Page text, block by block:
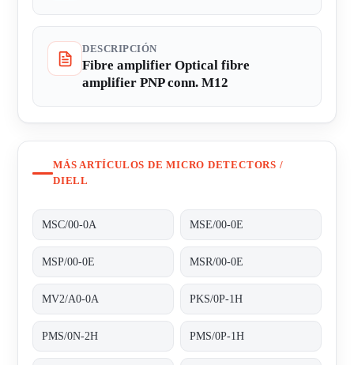
DESCRIPCIÓN
Fibre amplifier Optical fibre
amplifier PNP conn. M12
MÁS ARTÍCULOS DE MICRO DETECTORS /
DIELL
MSC/00-0A MSE/00-0E
MSP/00-0E MSR/00-0E
MV2/A0-0A PKS/0P-1H
PMS/0N-2H PMS/0P-1H